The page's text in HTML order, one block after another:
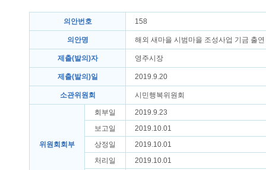
의안번호 158
의안명 해외 새마을 시범마을 조성사업 기금 출
제출(발의)자 영주시장
제출(발의)일 2019.9.20
소관위원회 시민행복위원회
위원회회부
회부일
2019.9.23
보고일
2019.10.01
상정일
2019.10.01
처리일
2019.10.01